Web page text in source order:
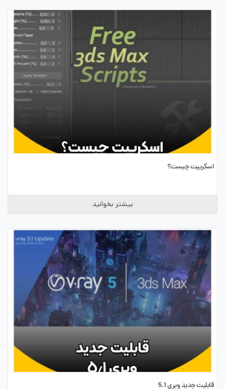
اسکریپت چیست؟
بیشتر بخوانید
قابلیت جدید ویری 5.1